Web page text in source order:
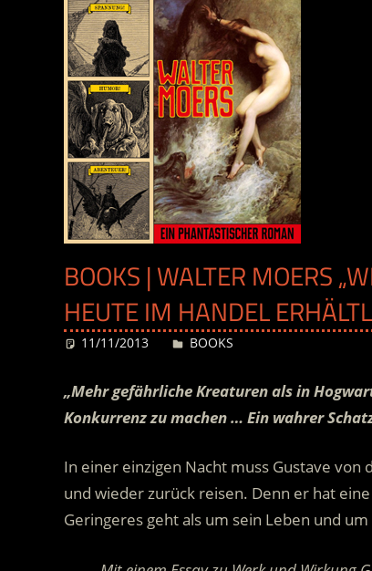
BOOKS | WALTER MOERS
HEUTE IM HANDEL
11/11/2013 Desiree
BOOKS
„Mehr gefährliche Kreaturen als in
Konkurrenz zu machen … Ein wahrer
In einer einzigen Nacht muss Gustave
und wieder zurück reisen. Denn er hat
Geringeres geht als um sein Leben und um